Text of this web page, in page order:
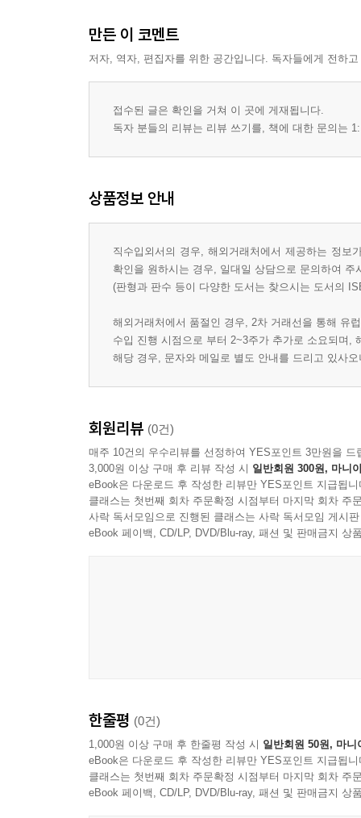
만든 이 코멘트
저자, 역자, 편집자를 위한 공간입니다. 독자들에게 전하
접수된 글은 확인을 거쳐 이 곳에 게재됩니다.
독자 분들의 리뷰는 리뷰 쓰기를, 책에 대한 문의는
상품정보 안내
직수입외서의 경우, 해외거래처에서 제공하는 정
확인을 원하시는 경우, 일대일 상담으로 문의하여 주
(판형과 판수 등이 다양한 도서는 찾으시는 도서의
해외거래처에서 품절인 경우, 2차 거래선을 통해 유
수입 진행 시점으로 부터 2~3주가 추가로 소요되며,
해당 경우, 문자와 메일로 별도 안내를 드리고 있사
회원리뷰 (0건)
매주 10건의 우수리뷰를 선정하여 YES포인트 3만원을 드
3,000원 이상 구매 후 리뷰 작성 시 일반회원 300원, 마니
eBook은 다운로드 후 작성한 리뷰만 YES포인트 지급됩니
클래스는 첫번째 회차 주문확정 시점부터 마지막 회차 주
사락 독서모임으로 진행된 클래스는 사락 독서모임 게시
eBook 페이백, CD/LP, DVD/Blu-ray, 패션 및 판매금지 상
한줄평 (0건)
1,000원 이상 구매 후 한줄평 작성 시 일반회원 50원, 마니
eBook은 다운로드 후 작성한 리뷰만 YES포인트 지급됩니
클래스는 첫번째 회차 주문확정 시점부터 마지막 회차 주
eBook 페이백, CD/LP, DVD/Blu-ray, 패션 및 판매금지 상